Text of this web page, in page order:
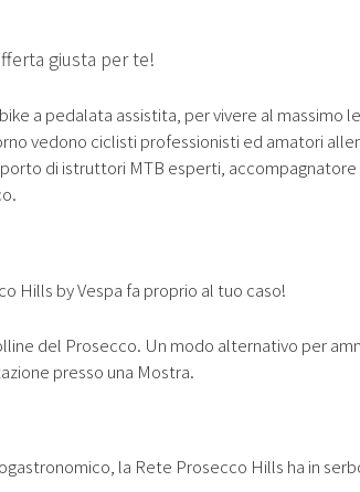
giusta per te!
a pedalata assistita, per vivere al massimo le
vedono ciclisti professionisti ed amatori
di istruttori MTB esperti, accompagnatore
Hills by Vespa fa proprio al tuo caso!
del Prosecco. Un modo alternativo per
presso una Mostra.
la Rete Prosecco Hills ha in